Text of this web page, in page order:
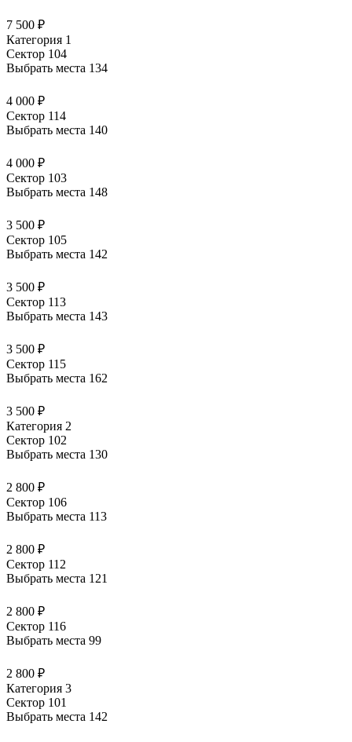
7 500 ₽
Категория 1
Сектор 104
Выбрать места 134
4 000 ₽
Сектор 114
Выбрать места 140
4 000 ₽
Сектор 103
Выбрать места 148
3 500 ₽
Сектор 105
Выбрать места 142
3 500 ₽
Сектор 113
Выбрать места 143
3 500 ₽
Сектор 115
Выбрать места 162
3 500 ₽
Категория 2
Сектор 102
Выбрать места 130
2 800 ₽
Сектор 106
Выбрать места 113
2 800 ₽
Сектор 112
Выбрать места 121
2 800 ₽
Сектор 116
Выбрать места 99
2 800 ₽
Категория 3
Сектор 101
Выбрать места 142